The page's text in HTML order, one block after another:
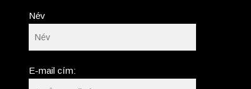
Név
E-mail cím: